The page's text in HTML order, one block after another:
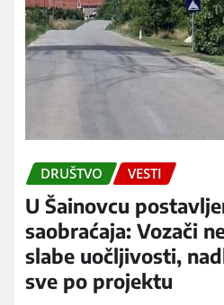
DRUŠTVO VESTI
U Šainovcu
saobraćaja: Vozači
slabe uočljivosti,
sve po projektu